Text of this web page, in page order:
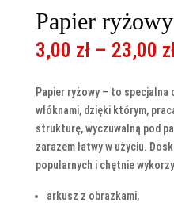
Papier
3,00 zł – 23,00
Papier ryżowy – to specjalna
włóknami, dzięki którym,
strukturę, wyczuwalną pod
zarazem łatwy w użyciu.
popularnych i chętnie
arkusz z obrazkami,